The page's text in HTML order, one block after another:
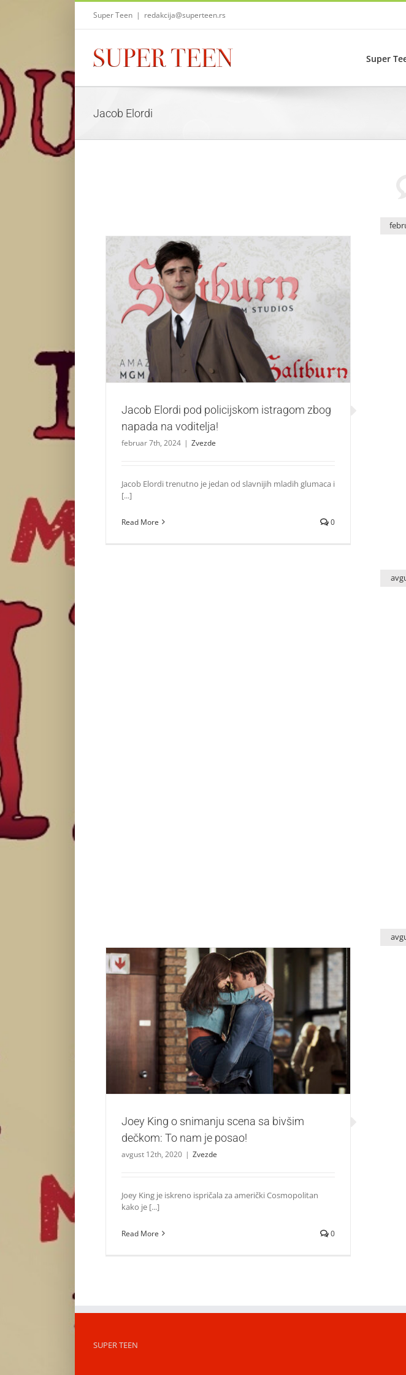
Super Teen | redakcija@superteen.rs
Super
Jacob Elordi
Jacob Elordi pod policijskom istragom zbog napada na
Zvezde
Jacob Elordi pod policijskom istragom zbog
napada na voditelja!
februar 7th, 2024 | Zvezde
Jacob Elordi trenutno je jedan od slavnijih mladih glumaca i
[...]
Read More 0
Joey King o snimanju scena sa bivšim dečkom: To nam je
posao!
Zvezde
Joey King o snimanju scena sa bivšim
dečkom: To nam je posao!
avgust 12th, 2020 | Zvezde
Joey King je iskreno ispričala za američki Cosmopolitan
kako je [...]
Read More 0
SUPER TEEN